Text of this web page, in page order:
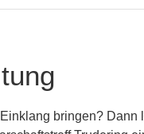
bringen?